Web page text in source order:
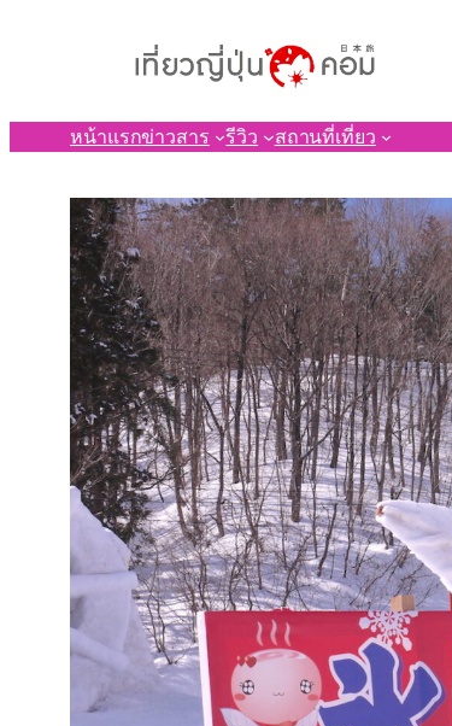
หน้าแรกข่าวสาร รีวิว สถานที่เที่ยว